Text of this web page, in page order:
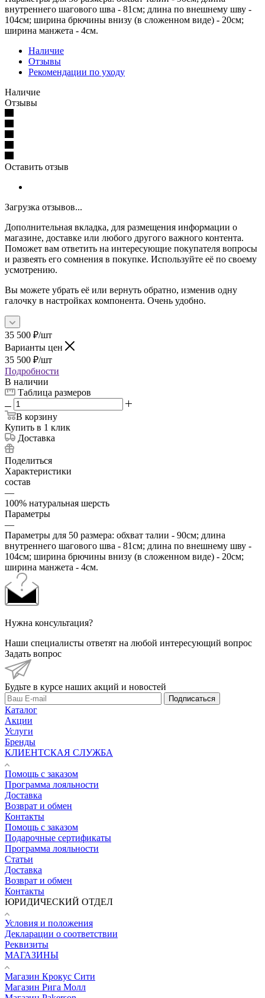
внутреннего шагового шва - 81см; длина по внешнему шву -
104см; ширина брючины внизу (в сложенном виде) - 20см;
ширина манжета - 4см.
Наличие
Отзывы
Рекомендации по уходу
Наличие
Отзывы
Оставить отзыв
Загрузка отзывов...
Дополнительная вкладка, для размещения информации о
магазине, доставке или любого другого важного контента.
Поможет вам ответить на интересующие покупателя вопросы
и развеять его сомнения в покупке. Используйте её по своему
усмотрению.
Вы можете убрать её или вернуть обратно, изменив одну
галочку в настройках компонента. Очень удобно.
35 500 ₽/шт
Варианты цен
35 500 ₽/шт
Подробности
В наличии
Таблица размеров
В корзину
Купить в 1 клик
Доставка
Поделиться
Характеристики
состав
—
100% натуральная шерсть
Параметры
—
Параметры для 50 размера: обхват талии - 90см; длина
внутреннего шагового шва - 81см; длина по внешнему шву -
104см; ширина брючины внизу (в сложенном виде) - 20см;
ширина манжета - 4см.
Нужна консультация?
Наши специалисты ответят на любой интересующий вопрос
Задать вопрос
Будьте в курсе наших акций и новостей
Подписаться
Каталог
Акции
Услуги
Бренды
КЛИЕНТСКАЯ СЛУЖБА
Помощь с заказом
Программа лояльности
Доставка
Возврат и обмен
Контакты
Помощь с заказом
Подарочные сертификаты
Программа лояльности
Статьи
Доставка
Возврат и обмен
Контакты
ЮРИДИЧЕСКИЙ ОТДЕЛ
Условия и положения
Декларации о соответствии
Реквизиты
МАГАЗИНЫ
Магазин Крокус Сити
Магазин Рига Молл